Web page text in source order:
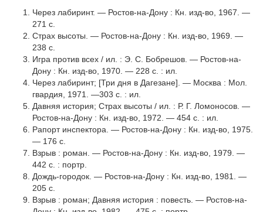
Через лабиринт. — Ростов-на-Дону : Кн. изд-во, 1967. —
271 с.
Страх высоты. — Ростов-на-Дону : Кн. изд-во, 1969. —
238 с.
Игра против всех / ил. : Э. С. Бобрешов. — Ростов-на-
Дону : Кн. изд-во, 1970. — 228 с. : ил.
Через лабиринт; [Три дня в Дагезане]. — Москва : Мол.
гвардия, 1971. —303 с. : ил.
Давняя история; Страх высоты / ил. : Р. Г. Ломоносов. —
Ростов-на-Дону : Кн. изд-во, 1972. — 454 с. : ил.
Рапорт инспектора. — Ростов-на-Дону : Кн. изд-во, 1975.
— 176 с.
Взрыв : роман. — Ростов-на-Дону : Кн. изд-во, 1979. —
442 с. : портр.
Дождь-городок. — Ростов-на-Дону : Кн. изд-во, 1981. —
205 с.
Взрыв : роман; Давняя история : повесть. — Ростов-на-